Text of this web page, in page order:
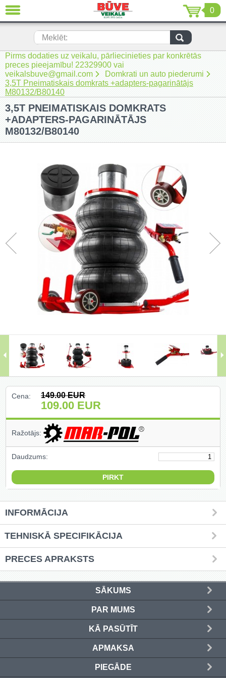
0
Meklēt:
Pirms dodaties uz veikalu, pārliecinieties par konkrētās
preces pieejamību! 22329900 vai
veikalsbuve@gmail.com
Domkrati un auto piederumi
3,5T Pneimatiskais domkrats +adapters-pagarinātājs
M80132/B80140
3,5T PNEIMATISKAIS DOMKRATS
+ADAPTERS-PAGARINĀTĀJS
M80132/B80140
Cena: 149.00EUR
109.00 EUR
Ražotājs:
Daudzums:
INFORMĀCIJA
TEHNISKĀ SPECIFIKĀCIJA
PRECES APRAKSTS
SĀKUMS
PAR MUMS
KĀ PASŪTĪT
APMAKSA
PIEGĀDE
AIZVĒRT
Jaunumi (231)
Akumulatora instrumenti (205)
Akumulatoru lādētāji un piederumi
(116)
Auto ķīmija un piederumi kopšanai
(22)
Celtniecības tehnika (51)
Elektroinstrumenti (69)
Rokas elektroinstrumenti (2)
Darbagaldi (47)
Darbarīki (1)
Darba apģērbi ()
Darbarīki ar benzīna motoru (68)
Dārza un meža tehnika (399)
Dimanta griešanas un slīpēšanas
diski (204)
Elektromotori (2)
Griešanas diski un zāģa asmeņi
(50)
Krāsošanas instrumenti (133)
Laivu dzinēji (12)
LED produkti (73)